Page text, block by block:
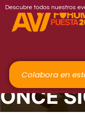
Descubre todos nuestros
Colabora en
ONCE